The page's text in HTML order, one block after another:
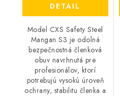
DETAIL
Model CXS Safety Steel
Mangan S3 je odolná
bezpečnostná členková
obuv navrhnutá pre
profesionálov, ktorí
potrebujú vysokú úroveň
ochrany, stabilitu členka a